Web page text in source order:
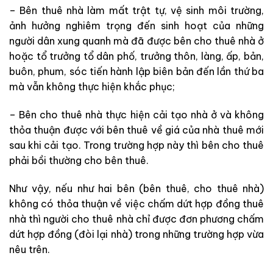
– Bên thuê nhà làm mất trật tự, vệ sinh môi trường,
ảnh hưởng nghiêm trọng đến sinh hoạt của những
người dân xung quanh mà đã được bên cho thuê nhà ở
hoặc tổ trưởng tổ dân phố, trưởng thôn, làng, ấp, bản,
buôn, phum, sóc tiến hành lập biên bản đến lần thứ ba
mà vẫn không thực hiện khắc phục;
– Bên cho thuê nhà thực hiện cải tạo nhà ở và không
thỏa thuận được với bên thuê về giá của nhà thuê mới
sau khi cải tạo. Trong trường hợp này thì bên cho thuê
phải bồi thường cho bên thuê.
Như vậy, nếu như hai bên (bên thuê, cho thuê nhà)
không có thỏa thuận về việc chấm dứt hợp đồng thuê
nhà thì người cho thuê nhà chỉ được đơn phương chấm
dứt hợp đồng (đòi lại nhà) trong những trường hợp vừa
nêu trên.